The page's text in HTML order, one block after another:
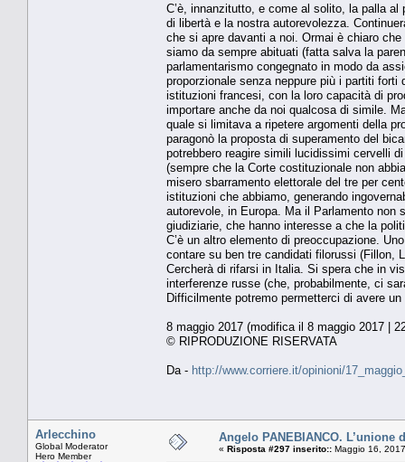
C’è, innanzitutto, e come al solito, la palla
di libertà e la nostra autorevolezza.
che si apre davanti a noi. Ormai è chiaro
siamo da sempre abituati (fatta salva la
parlamentarismo congegnato in modo da
proporzionale senza neppure più i partiti forti
istituzioni francesi, con la loro capacità di
importare anche da noi qualcosa di simile.
quale si limitava a ripetere argomenti della
paragonò la proposta di superamento del
potrebbero reagire simili lucidissimi cervelli
(sempre che la Corte costituzionale non
misero sbarramento elettorale del tre per
istituzioni che abbiamo, generando
autorevole, in Europa. Ma il Parlamento non
giudiziarie, che hanno interesse a che la
C’è un altro elemento di preoccupazione.
contare su ben tre candidati filorussi (Fillon,
Cercherà di rifarsi in Italia. Si spera che in
interferenze russe (che, probabilmente, ci
Difficilmente potremo permetterci di avere
8 maggio 2017 (modifica il 8 maggio 2017 |
© RIPRODUZIONE RISERVATA
Da - http://www.corriere.it/opinioni/
Arlecchino
Global Moderator
Hero Member
Angelo PANEBIANCO. L’unione
« Risposta #297 inserito:: Maggio 16,